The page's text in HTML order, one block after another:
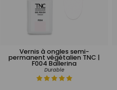
Vernis à ongles semi-
permanent végétalien TNC |
F004 Ballerina
Durable